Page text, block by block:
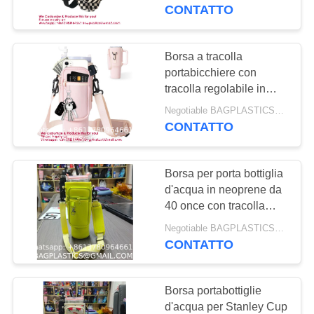
CONTROLLO
DI
QUALITÀ
CONTATTICI
RICHIEDA
UNA
CITAZIONE
MAPPA
DEL
SITO
MANUFACTURING
Prodotti per il
campeggio
Forniture BAGEASE
MANUFACTURING
PRODOTTI DA
ESTERNO
FORNITURE
90
neoprene con tracolla
CONTATTO
Borsa a tracolla
portabicchiere con
tracolla regolabile in
neoprene da 40 once
per bottiglia d'acqua con
Negotiable BAGPLASTICS@YAHOO.COM MOQ:1 PRODOTTI-SUPPLIES.COM
CONTATTO
Borsa per porta bottiglia
d'acqua in neoprene da
40 once con tracolla
Tasca per porta bottiglia
d'acqua tascabile per
CONTATTO
Borsa portabottiglie
d'acqua per Stanley Cup